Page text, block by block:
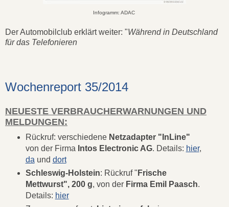
Infogramm: ADAC
Der Automobilclub erklärt weiter: "Während in Deutschland
für das Telefonieren
Wochenreport 35/2014
NEUESTE VERBRAUCHERWARNUNGEN UND
MELDUNGEN:
Rückruf: verschiedene Netzadapter "InLine"
von der Firma Intos Electronic AG. Details: hier,
da und dort
Schleswig-Holstein: Rückruf " Frische
Mettwurst", 200 g, von der Firma Emil Paasch.
Details: hier